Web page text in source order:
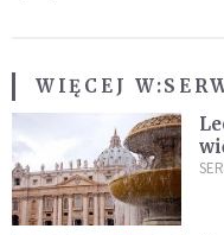
WIĘCEJ W:
ją